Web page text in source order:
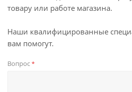
товару или работе магазина.
Наши квалифицированные
вам помогут.
Вопрос*